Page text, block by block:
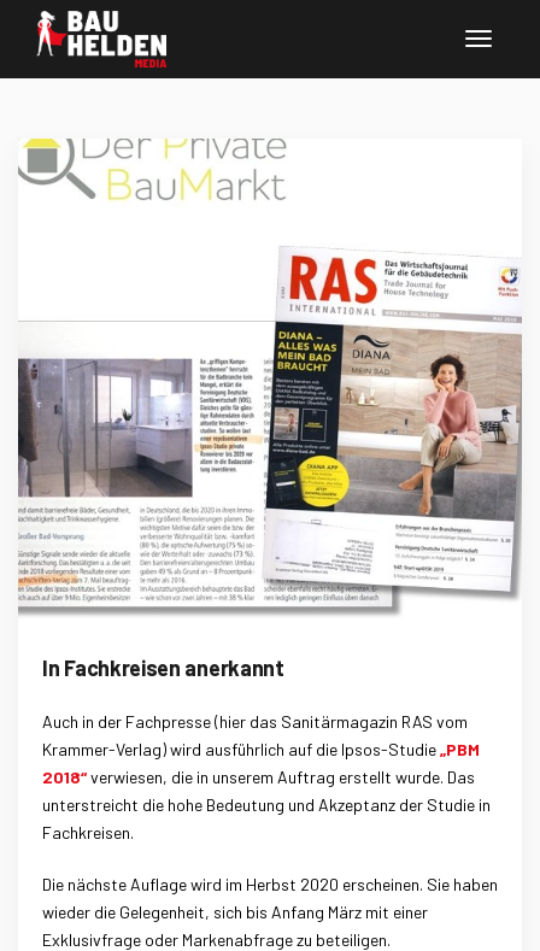
In Fachkreisen anerkannt
Auch in der Fachpresse (hier das Sanitärmagazin RAS vom
Krammer-Verlag) wird ausführlich auf die Ipsos-Studie„PBM
2018“verwiesen, die in unserem Auftrag erstellt wurde. Das
unterstreicht die hohe Bedeutung und Akzeptanz der Studie in
Fachkreisen.
Die nächste Auflage wird im Herbst 2020 erscheinen. Sie haben
wieder die Gelegenheit, sich bis Anfang März mit einer
Exklusivfrage oder Markenabfrage zu beteiligen.